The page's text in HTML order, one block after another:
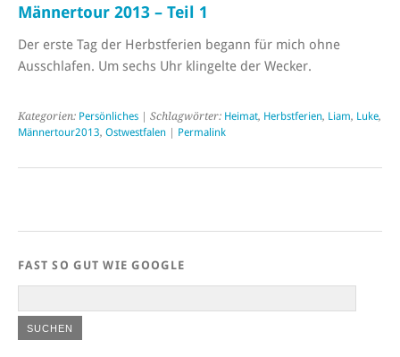
Männertour 2013 – Teil 1
Der erste Tag der Herbstferien begann für mich ohne
Ausschlafen. Um sechs Uhr klingelte der Wecker.
Kategorien: Persönliches | Schlagwörter: Heimat, Herbstferien, Liam, Luke,
Männertour2013, Ostwestfalen | Permalink
FAST SO GUT WIE GOOGLE